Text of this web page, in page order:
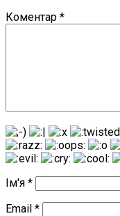
Коментар *
Ім'я *
Email *